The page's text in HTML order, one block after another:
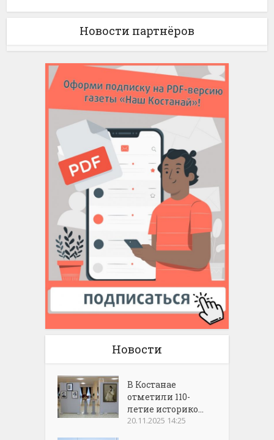
Новости партнёров
Новости
В Костанае
отметили 110-
летие историко...
20.11.2025 14:25